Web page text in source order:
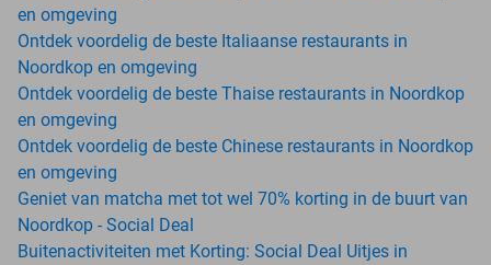
en omgeving
Ontdek voordelig de beste Italiaanse restaurants in
Noordkop en omgeving
Ontdek voordelig de beste Thaise restaurants in Noordkop
en omgeving
Ontdek voordelig de beste Chinese restaurants in Noordkop
en omgeving
Geniet van matcha met tot wel 70% korting in de buurt van
Noordkop - Social Deal
Buitenactiviteiten met Korting: Social Deal Uitjes in